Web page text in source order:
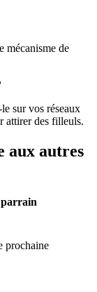
mécanisme de
sur vos réseaux
attirer des filleuls.
aux autres
prochaine